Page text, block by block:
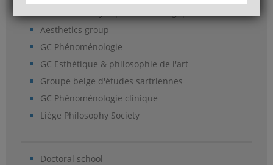
Aesthetics group
GC Phénoménologie
GC Esthétique & philosophie de l'art
Groupe belge d'études sartriennes
GC Phénoménologie clinique
Liège Philosophy Society
Doctoral school